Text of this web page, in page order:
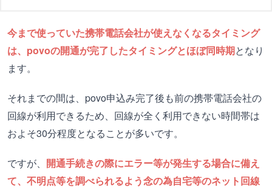
今まで使っていた携帯電話会社が使えなくなるタイミング
は、povoの開通が完了したタイミングとほぼ同時期となり
ます。
それまでの間は、povo申込み完了後も前の携帯電話会社の
回線が利用できるため、回線が全く利用できない時間帯は
およそ30分程度となることが多いです。
ですが、 開通手続きの際にエラー等が発生する場合に備え
て、不明点等を調べられるよう念の為自宅等のネット回線